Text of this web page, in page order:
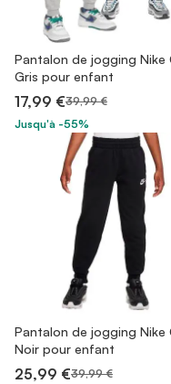
Pantalon de jogging Nike
Gris pour enfant
17,99 €39,99 €
Jusqu'à -55%
Pantalon de jogging Nike
Noir pour enfant
25,99 €39,99 €